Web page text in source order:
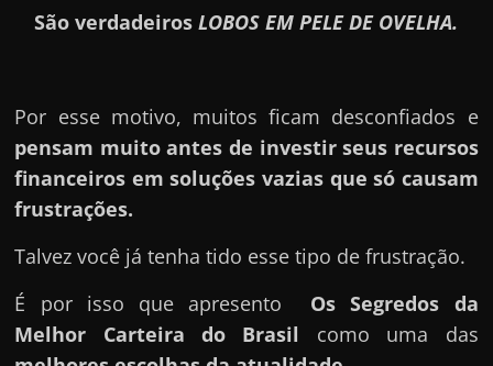
São verdadeirosLOBOS EM PELE DE OVELHA.
Por esse motivo, muitos ficam desconfiados e
pensam muito antes de investir seus recursos
financeiros em soluções vazias que só causam
frustrações.
Talvez você já tenha tido esse tipo de frustração.
É por isso que apresento Os Segredos da
Melhor Carteira do Brasil como uma das